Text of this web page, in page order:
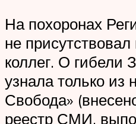
На похоронах
не
коллег. О гибели
узнала только из
Свобода»
реестр СМИ,